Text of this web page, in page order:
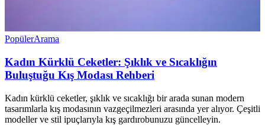
PopülerArama
Kadın Kürklü Ceketler: Şıklık ve Sıcaklığın
Buluştuğu Kış Modası Rehberi
Kadın kürklü ceketler, şıklık ve sıcaklığı bir arada sunan modern
tasarımlarla kış modasının vazgeçilmezleri arasında yer alıyor. Çeşitli
modeller ve stil ipuçlarıyla kış gardırobunuzu güncelleyin.